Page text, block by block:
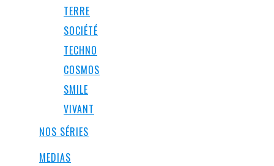
TERRE
SOCIÉTÉ
TECHNO
COSMOS
SMILE
VIVANT
NOS SÉRIES
MEDIAS